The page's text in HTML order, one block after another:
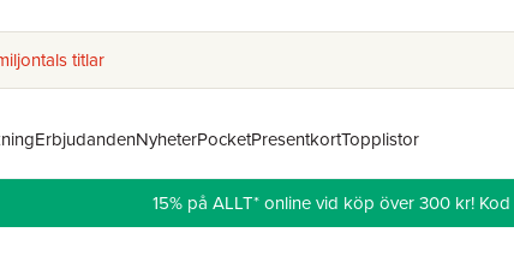
titlar
ErbjudandenNyheterPocketPresentkortTopplistor
15% på ALLT* online vid köp över 300 kr! Kod